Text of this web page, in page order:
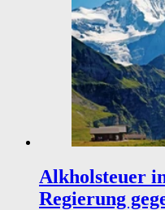
Alkholsteuer
Regierung